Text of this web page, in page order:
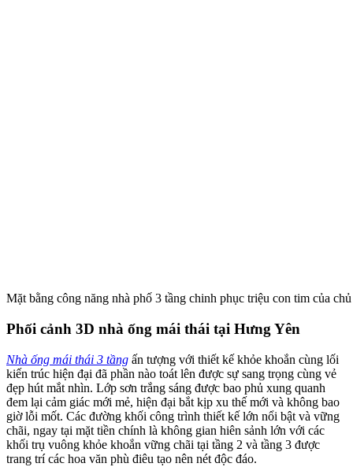
Mặt bằng công năng nhà phố 3 tầng chinh phục triệu con tim của
Phối cảnh 3D nhà ống mái thái tại Hưng Yên
Nhà ống mái thái 3 tầng ấn tượng với thiết kế khỏe khoắn cùng lối
kiến trúc hiện đại đã phần nào toát lên được sự sang trọng cùng vẻ
đẹp hút mắt nhìn. Lớp sơn trắng sáng được bao phủ xung quanh
đem lại cảm giác mới mẻ, hiện đại bắt kịp xu thế mới và không bao
giờ lỗi mốt. Các đường khối công trình thiết kế lớn nổi bật và vững
chãi, ngay tại mặt tiền chính là không gian hiên sảnh lớn với các
khối trụ vuông khỏe khoắn vững chãi tại tầng 2 và tầng 3 được
trang trí các hoa văn phù điêu tạo nên nét độc đáo.